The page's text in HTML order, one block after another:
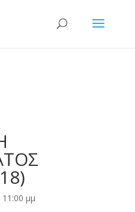
11:00 μμ